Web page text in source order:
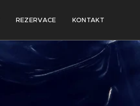
REZERVACE KONTAKT